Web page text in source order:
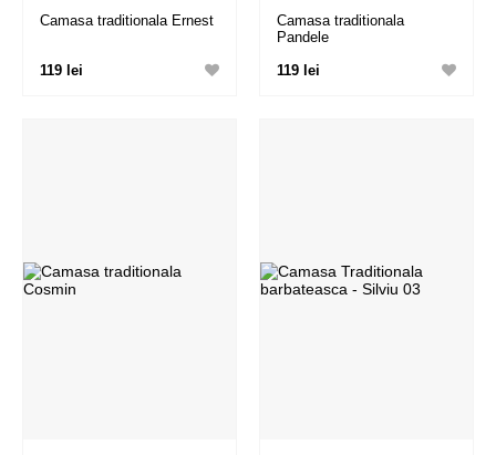
Camasa traditionala Ernest
119 lei
Camasa traditionala
Pandele
119 lei